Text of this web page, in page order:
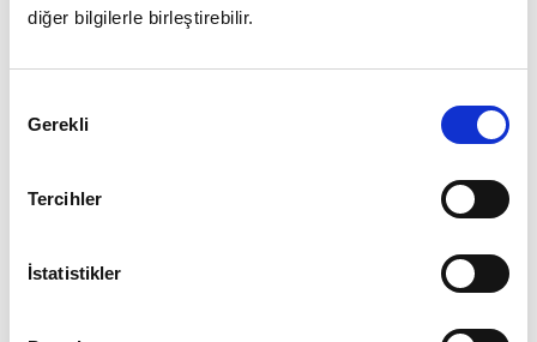
diğer bilgilerle birleştirebilir.
Seçimi
Gerekli
Tercihler
İstatistikler
Şifrenizi mi unuttunuz ?